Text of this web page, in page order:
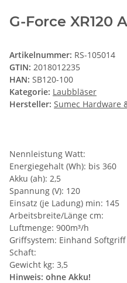
G-Force XR120
Artikelnummer: RS-105014
GTIN: 2018012235
HAN: SB120-100
Kategorie: Laubbläser
Hersteller: Sumec Hardware
Nennleistung Watt:
Energiegehalt (Wh): bis 360
Akku (ah): 2,5
Spannung (V): 120
Einsatz (je Ladung) min: 145
Arbeitsbreite/Länge cm:
Luftmenge: 900m³/h
Griffsystem: Einhand Softgriff
Schaft:
Gewicht kg: 3,5
Hinweis: ohne Akku!